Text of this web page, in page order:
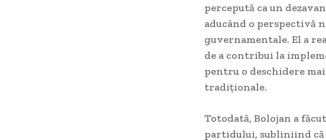
percepută ca un
aducând o perspectivă
guvernamentale. El a
de a contribui la
pentru o deschidere
tradiționale.
Totodată, Bolojan a
partidului, subliniind